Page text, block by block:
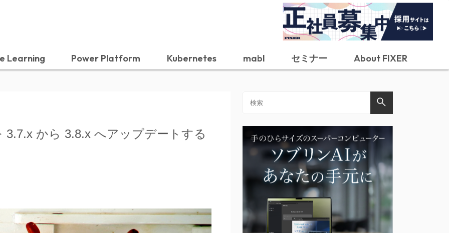
Learning Power Platform Kubernetes mabl セミナー About FIXER
3.7.x から 3.8.x へアップデートする